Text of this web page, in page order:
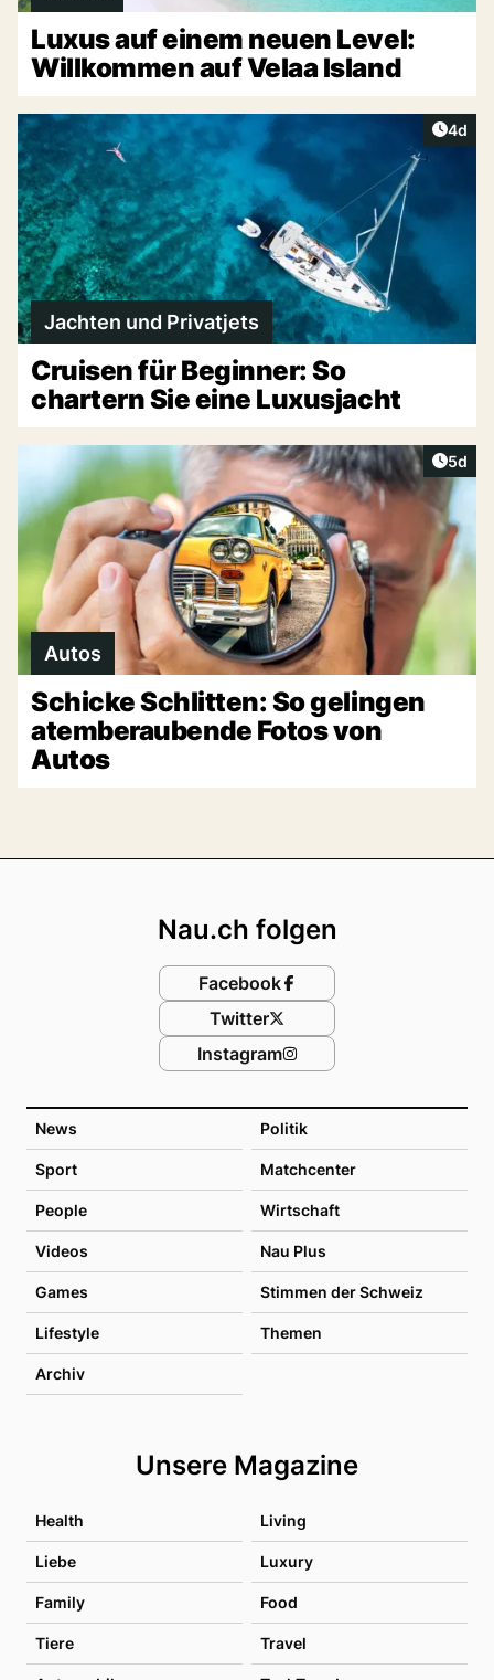
Luxus auf einem neuen Level:
Willkommen auf Velaa Island
4d
Jachten und Privatjets
Cruisen für Beginner: So
chartern Sie eine Luxusjacht
5d
Autos
Schicke Schlitten: So gelingen
atemberaubende Fotos von
Autos
News Politik
Sport Matchcenter
People Wirtschaft
Videos Nau Plus
Games Stimmen der Schweiz
Lifestyle Themen
Archiv
Unsere Magazine
Health Living
Liebe Luxury
Family Food
Tiere Travel
Nau.ch folgen
Facebook
Twitter
Instagram